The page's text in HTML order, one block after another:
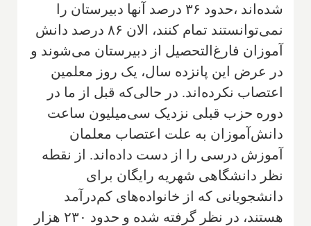
شده‌اند ،حدود ۳۶ درصد آنها دبیرستان را
نمی‌توانستند تمام کنند، الان ۸۶ درصد دانش
آموزان فارغ‌التحصیل از دبیرستان می‌شوند و
در عرض این پانزده سال، یک روز معلمین
اعتصاب نکرده‌اند. در حالی‌که قبل از ما در
دوره حزب قبلی نزدیک سی‌میلیون ساعت
دانش‌آموزان به علت اعتصاب معلمان
آموزش درسی را از دست داده‌اند. از نقطه
نظر دانشگاهی شهریه رایگان برای
دانشجویانی که از خانواده‌های کم‌درآمد
هستند، در نظر گرفته شده و حدود ۲۳۰ هزار